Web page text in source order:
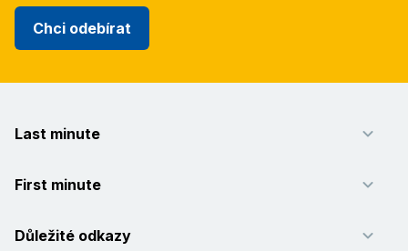
Chci odebírat
Last minute
First minute
Důležité odkazy